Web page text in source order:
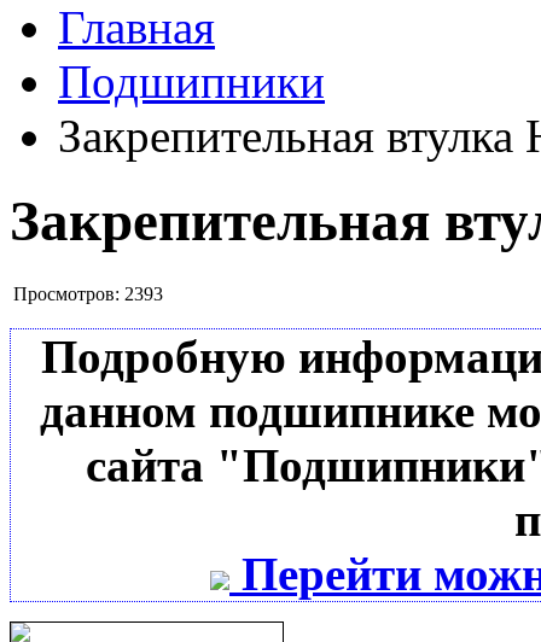
Главная
Подшипники
Закрепительная втулка
Закрепительная
Просмотров: 2393
Подробную
данном подшипнике
сайта
Перейти